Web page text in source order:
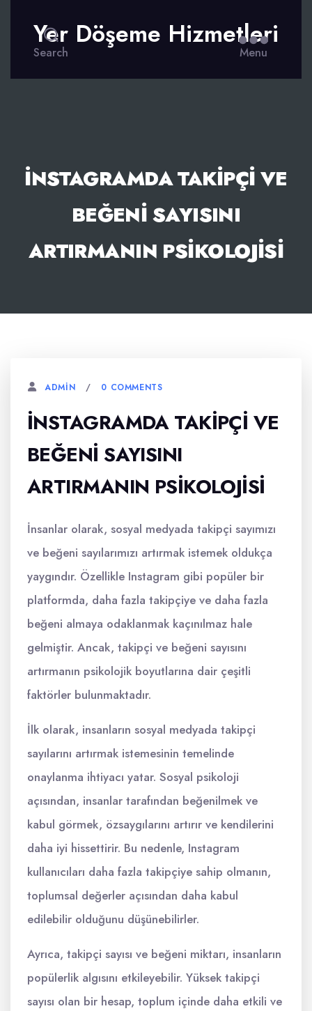
Search
Yer Döşeme Hizmetleri
Menu
İNSTAGRAMDA TAKIPÇI VE
BEĞENI SAYISINI
ARTIRMANIN PSIKOLOJISI
ADMIN 0 COMMENTS
İNSTAGRAMDA TAKIPÇI VE
BEĞENI SAYISINI
ARTIRMANIN PSIKOLOJISI
İnsanlar olarak, sosyal medyada takipçi sayımızı
ve beğeni sayılarımızı artırmak istemek oldukça
yaygındır. Özellikle Instagram gibi popüler bir
platformda, daha fazla takipçiye ve daha fazla
beğeni almaya odaklanmak kaçınılmaz hale
gelmiştir. Ancak, takipçi ve beğeni sayısını
artırmanın psikolojik boyutlarına dair çeşitli
faktörler bulunmaktadır.
İlk olarak, insanların sosyal medyada takipçi
sayılarını artırmak istemesinin temelinde
onaylanma ihtiyacı yatar. Sosyal psikoloji
açısından, insanlar tarafından beğenilmek ve
kabul görmek, özsaygılarını artırır ve kendilerini
daha iyi hissettirir. Bu nedenle, Instagram
kullanıcıları daha fazla takipçiye sahip olmanın,
toplumsal değerler açısından daha kabul
edilebilir olduğunu düşünebilirler.
Ayrıca, takipçi sayısı ve beğeni miktarı, insanların
popülerlik algısını etkileyebilir. Yüksek takipçi
sayısı olan bir hesap, toplum içinde daha etkili ve